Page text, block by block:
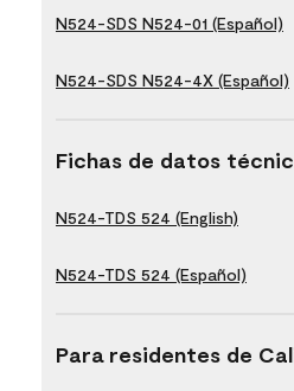
N524-SDS N524-01 (Español)
N524-SDS N524-4X (Español)
Fichas de datos
N524-TDS 524 (English)
N524-TDS 524 (Español)
Para residentes de